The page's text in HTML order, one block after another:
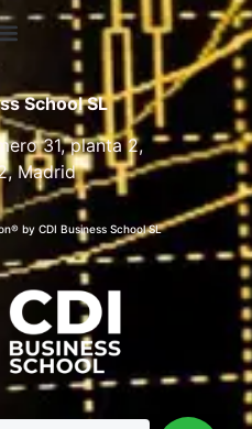
School SL
31, planta 2,
Madrid
by CDI Business School SL